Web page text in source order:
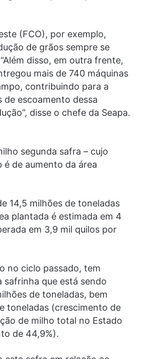
(FCO), por exemplo,
de grãos sempre se
disso, em outra frente,
mais de 740 máquinas
contribuindo para a
de escoamento dessa
disse o chefe da Seapa.
segunda safra – cujo
de aumento da área
14,5 milhões de toneladas
plantada é estimada em 4
em 3,9 mil quilos por
no ciclo passado, tem
que está sendo
de toneladas, bem
toneladas (crescimento de
de milho total no Estado
de 44,9%).